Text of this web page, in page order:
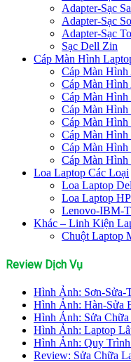
Adapter-Sạc
Adapter-Sạc
Adapter-Sạc
Sạc Dell Zin
Cáp Màn Hình
Cáp Màn Hình
Cáp Màn Hình
Cáp Màn
Cáp Màn Hình
Cáp Màn
Cáp Màn Hình
Cáp Màn Hình
Cáp Màn Hình
Loa Laptop Các Loại
Loa Laptop
Loa Laptop HP
Lenovo-IBM-
Khác – Linh Kiện
Chuột Laptop
Review Dịch Vụ
Hình Ảnh: Sơn-Sửa-
Hình Ảnh: Hàn-Sửa
Hình Ảnh: Sửa
Hình Ảnh: Laptop
Hình Ảnh: Quy
Review: Sửa Chữa